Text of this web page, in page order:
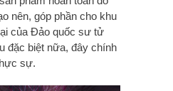
nên, góp phần cho khu
của Đảo quốc sư tử
đặc biệt nữa, đây chính
sự.